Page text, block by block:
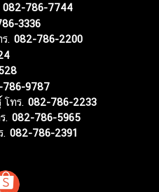
082-786-7744
3336
. 082-786-2200
786-9787
โทร. 082-786-2233
. 082-786-5965
082-786-2391